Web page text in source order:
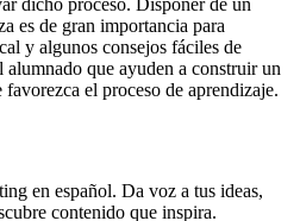
es de gran importancia para
y algunos consejos fáciles de
que ayuden a construir un
el proceso de aprendizaje.
en español. Da voz a tus ideas,
contenido que inspira.